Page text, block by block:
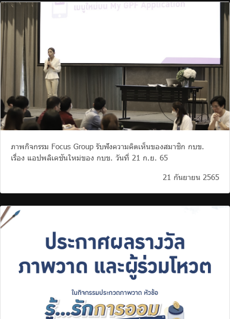
ภาพกิจกรรม Focus Group รับฟังความคิดเห็นของสมาชิก กบข.
เรื่อง แอปพลิเคชันใหม่ของ กบข. วันที่ 21 ก.ย. 65
21 กันยายน 2565